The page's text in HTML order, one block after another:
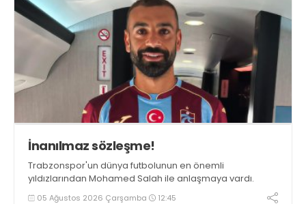
İnanılmaz sözleşme!
Trabzonspor'un dünya futbolunun en önemli
yıldızlarından Mohamed Salah ile anlaşmaya vardı.
05 Ağustos 2026 Çarşamba 12:45